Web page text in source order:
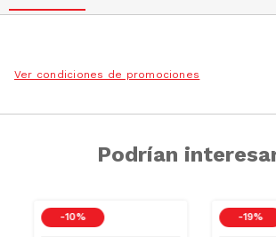
Ver condiciones de promociones
Podrían
-10 % -19 %